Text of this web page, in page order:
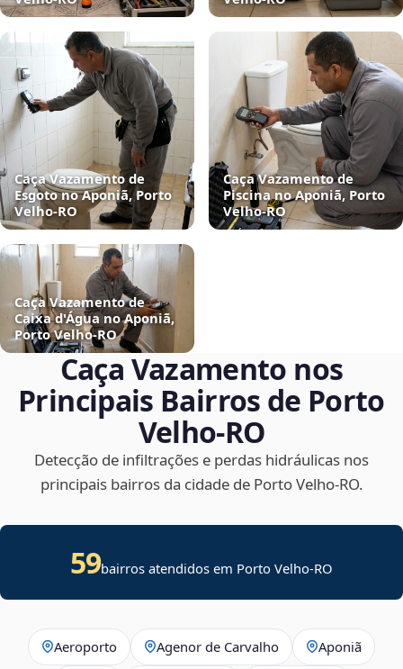
Caça Vazamento de
Esgoto no Aponiã, Porto
Velho‑RO
Caça Vazamento de
Piscina no Aponiã, Porto
Velho‑RO
Caça Vazamento de
Caixa d'Água no Aponiã,
Porto Velho‑RO
Caça Vazamento nos
Principais Bairros de Porto
Velho‑RO
Detecção de infiltrações e perdas hidráulicas nos
principais bairros da cidade de Porto Velho‑RO.
59bairros atendidos em Porto Velho-RO
Aeroporto Agenor de Carvalho Aponiã